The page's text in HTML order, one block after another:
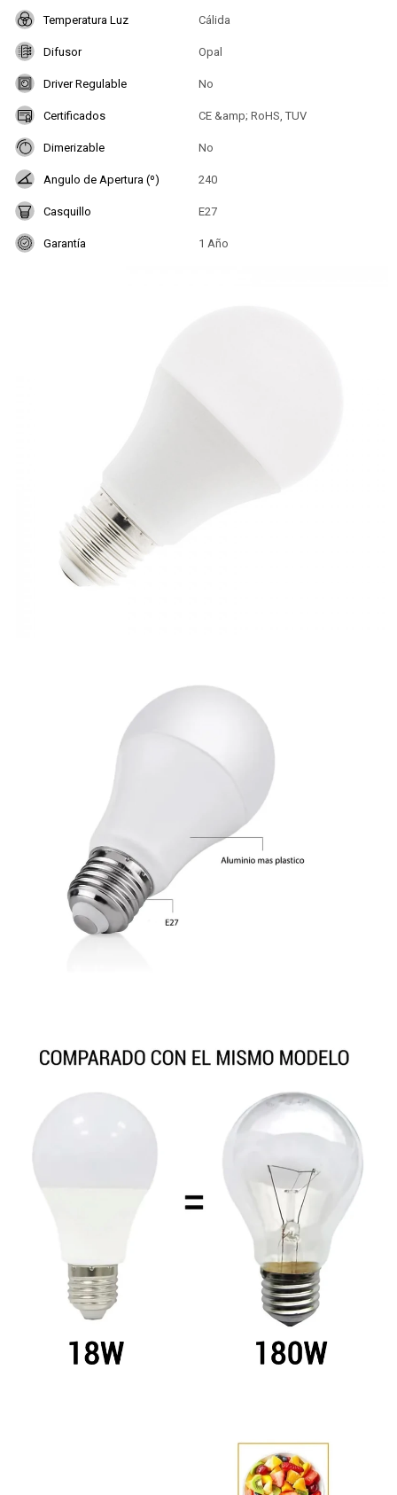
Temperatura Luz Cálida
Difusor Opal
Driver Regulable No
Certificados CE &amp; RoHS, TUV
Dimerizable No
Angulo de Apertura (º) 240
Casquillo E27
Garantía 1 Año